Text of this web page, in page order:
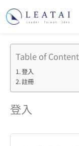
Table of
登入
註冊
登入